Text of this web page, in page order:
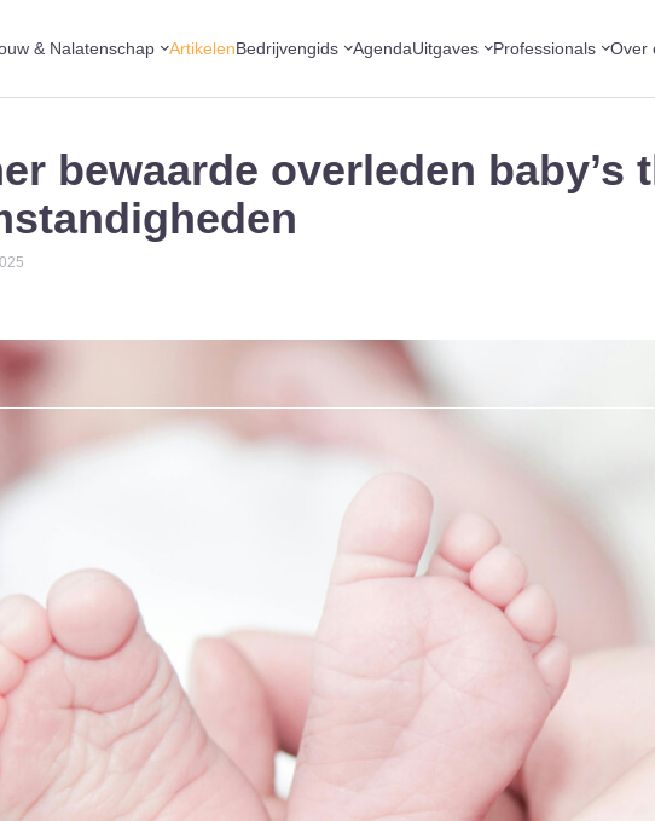
& Nalatenschap ArtikelenBedrijvengids AgendaUitgaves Professionals Over
bewaarde overleden baby’s